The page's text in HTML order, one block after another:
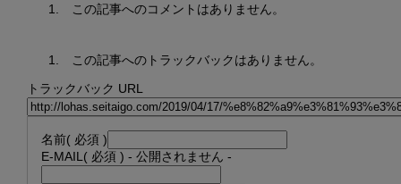
この記事へのコメントはありません。
この記事へのトラックバックはありません。
トラックバック URL
名前( 必須 )
E-MAIL ( 必須 ) - 公開されません -